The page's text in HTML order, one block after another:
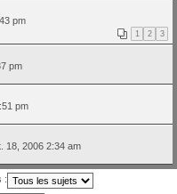
pm
1 2 3
pm
pm
18, 2006 2:34 am
: